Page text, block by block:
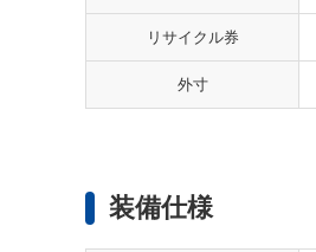
リサイクル券
外寸
装備仕様